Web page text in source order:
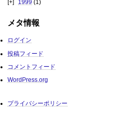
1999 (1)
メタ情報
ログイン
投稿フィード
コメントフィード
WordPress.org
プライバシーポリシー